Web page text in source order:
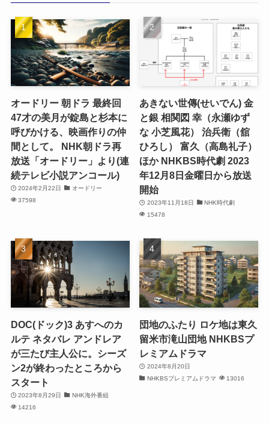
オードリー 朝ドラ 最終回
47才の美月が錠島と杉本に
呼びかける、映画作りの仲
間として。 NHK朝ドラ再
放送「オードリー」より(連
続テレビ小説アンコール)
2024年2月22日
オードリー
37598
あきない世傳(せいでん) 金
と銀 相関図 幸（永瀬ゆず
な 小芝風花） 治兵衛（舘
ひろし） 富久（高島礼子）
ほか NHKBS時代劇 2023
年12月8日金曜日から放送
開始
2023年11月18日
NHK時代劇
15478
DOC(ドック)3 あすへのカ
ルテ ネタバレ アンドレア
が三たび主人公に。シーズ
ン2が終わったところから
スタート
2023年8月29日
NHK海外番組
14216
団地のふたり ロケ地は東久
留米市滝山団地 NHKBSプ
レミアムドラマ
2024年8月20日
NHKBSプレミアムドラマ
13016